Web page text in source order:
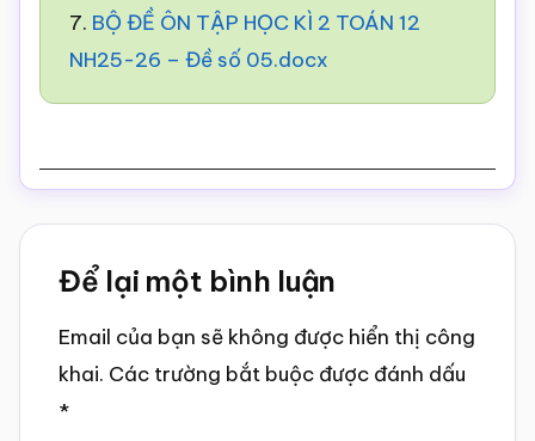
7. BỘ ĐỀ ÔN TẬP HỌC KÌ 2 TOÁN 12
NH25-26 – Đề số 05.docx
Reader
Interactions
Để lại một bình luận
Email của bạn sẽ không được hiển thị công
khai. Các trường bắt buộc được đánh dấu
*